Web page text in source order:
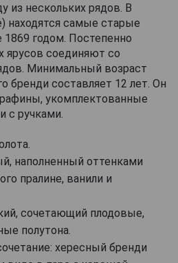
из нескольких рядов. В
находятся самые старые
годом. Постепенно
ярусов соединяют со
Минимальный возраст
бренди составляет 12 лет. Он
укомплектованные
с ручками.
наполненный оттенками
пралине, ванили и
сочетающий плодовые,
полутона.
хересный бренди